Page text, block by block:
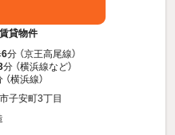
貸物件
6分 （京王高尾線）
分 （横浜線など）
（横浜線）
子安町3丁目